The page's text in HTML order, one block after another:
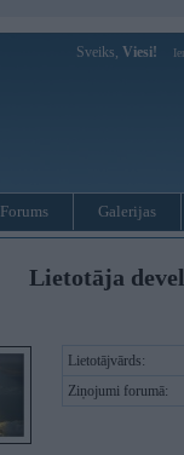
Sveiks, Viesi!
Forums Galerijas
Lietotāja
Lietotājvārds:
Ziņojumi forumā: